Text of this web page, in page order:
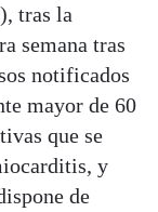
tras la
semana tras
notificados
mayor de 60
que se
y
de